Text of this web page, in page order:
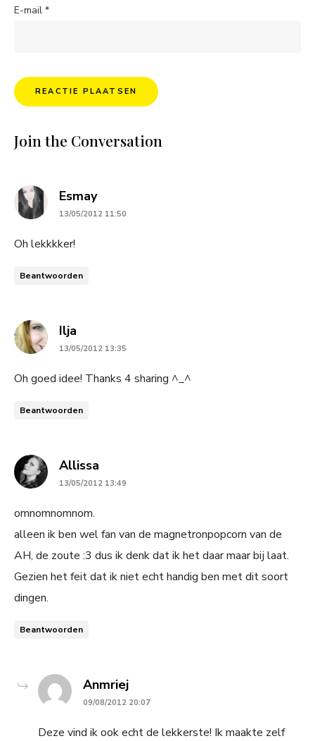
E-mail *
Join the Conversation
Esmaysays:
13/05/2012 11:50
Oh lekkkker!
Beantwoorden
Ilja
13/05/2012 13:35
Oh goed idee! Thanks 4 sharing ^_^
Beantwoorden
Allissa
13/05/2012 13:49
omnomnomnom.
alleen ik ben wel fan van de magnetronpopcorn van de
AH, de zoute :3 dus ik denk dat ik het daar maar bij laat.
Gezien het feit dat ik niet echt handig ben met dit soort
dingen.
Beantwoorden
Anmriejsays:
09/08/2012 20:07
Deze vind ik ook echt de lekkerste! Ik maakte zelf